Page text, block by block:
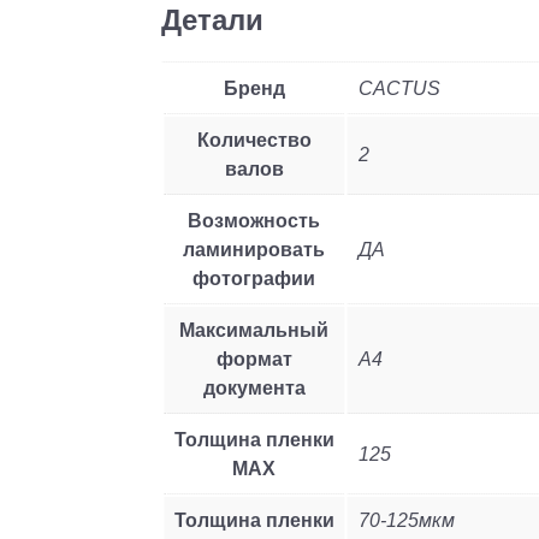
Детали
Бренд CACTUS
Количество
валов
2
Возможность
ламинировать
фотографии
ДА
Максимальный
формат
документа
A4
Толщина пленки
MAX
125
Толщина пленки 70-125мкм